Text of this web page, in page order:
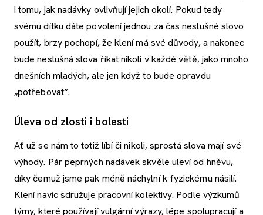
i tomu, jak nadávky ovlivňují jejich okolí. Pokud tedy
svému dítku dáte povolení jednou za čas neslušné slovo
použít, brzy pochopí, že klení má své důvody, a nakonec
bude neslušná slova říkat nikoli v každé větě, jako mnoho
dnešních mladých, ale jen když to bude opravdu
„potřebovat“.
Úleva od zlosti i bolesti
Ať už se nám to totiž líbí či nikoli, sprostá slova mají své
výhody. Pár peprných nadávek skvěle uleví od hněvu,
díky čemuž jsme pak méně náchylní k fyzickému násilí.
Klení navíc sdružuje pracovní kolektivy. Podle výzkumů
týmy, které používají vulgární výrazy, lépe spolupracují a